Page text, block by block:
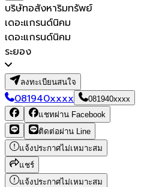
บริษัทอสังหาริมทรัพย์
เดอะแกรนด์นิคม
เดอะแกรนด์นิคม
ระยอง
ลงทะเบียนสนใจ
081940xxxx
081940xxxx
แชทผ่าน Facebook
ติดต่อผ่าน Line
แจ้งประกาศไม่เหมาะสม
แชร์
แจ้งประกาศไม่เหมาะสม